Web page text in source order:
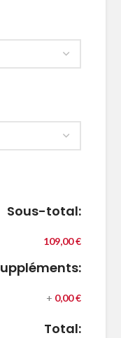
Sous-total:
109,00 €
+ 0,00 €
Total: